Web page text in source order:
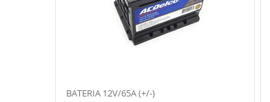
BATERIA 12V/65A (+/-)